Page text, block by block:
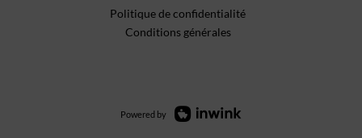
Politique de confidentialité
Conditions générales
Powered by